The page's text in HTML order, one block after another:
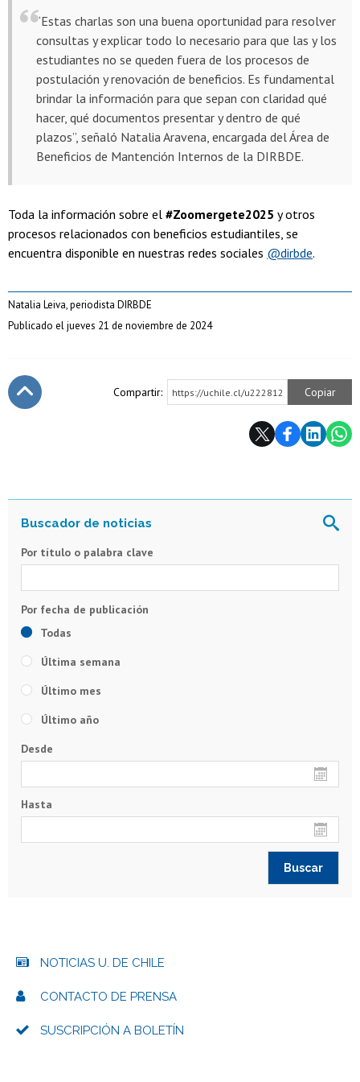
“Estas charlas son una buena oportunidad para resolver
consultas y explicar todo lo necesario para que las y los
estudiantes no se queden fuera de los procesos de
postulación y renovación de beneficios. Es fundamental
brindar la información para que sepan con claridad qué
hacer, qué documentos presentar y dentro de qué
plazos”, señaló Natalia Aravena, encargada del Área de
Beneficios de Mantención Internos de la DIRBDE.
Toda la información sobre el #Zoomergete2025 y otros
procesos relacionados con beneficios estudiantiles, se
encuentra disponible en nuestras redes sociales @dirbde.
Natalia Leiva, periodista DIRBDE
Publicado el jueves 21 de noviembre de 2024
Compartir: https://uchile.cl/u222812 Copiar
Por título o palabra clave
Todas
Última semana
Último mes
Último año
Desde
Hasta
NOTICIAS U. DE CHILE
CONTACTO DE PRENSA
SUSCRIPCIÓN A BOLETÍN